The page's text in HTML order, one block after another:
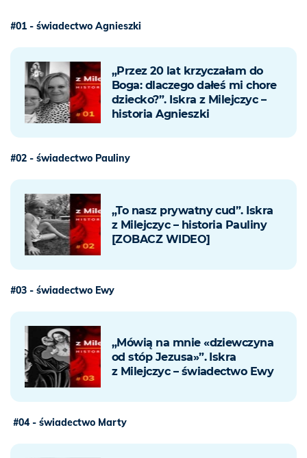
#01 - świadectwo Agnieszki
„Przez 20 lat krzyczałam do
Boga: dlaczego dałeś mi chore
dziecko?”. Iskra z Milejczyc –
historia Agnieszki
#02 - świadectwo Pauliny
„To nasz prywatny cud”. Iskra
z Milejczyc – historia Pauliny
[ZOBACZ WIDEO]
#03 - świadectwo Ewy
„Mówią na mnie «dziewczyna
od stóp Jezusa»”. Iskra
z Milejczyc – świadectwo Ewy
#04 - świadectwo Marty